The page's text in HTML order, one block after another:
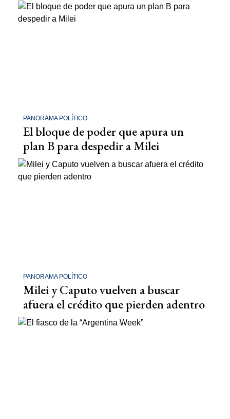
PANORAMA POLÍTICO
El bloque de poder que apura un
plan B para despedir a Milei
PANORAMA POLÍTICO
Milei y Caputo vuelven a buscar
afuera el crédito que pierden adentro